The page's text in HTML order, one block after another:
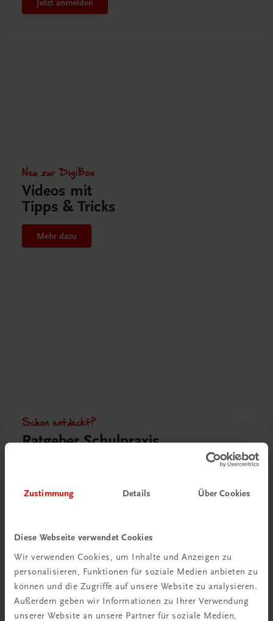
Zustimmung Details Über Cookies
Diese Webseite verwendet Cookies
Wir verwenden Cookies, um Inhalte und Anzeigen zu
personalisieren, Funktionen für soziale Medien anbieten zu
können und die Zugriffe auf unsere Website zu analysieren.
Außerdem geben wir Informationen zu Ihrer Verwendung
unserer Website an unsere Partner für soziale Medien,
Jetzt anmelden
Neu zur DigiBox
Videos mit
Tipps & Tricks
Mehr dazu
Schon entdeckt?
Ratgeber Schulpraxis